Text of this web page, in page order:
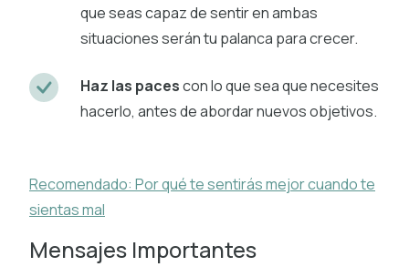
que seas capaz de sentir en ambas
situaciones serán tu palanca para crecer.
Haz las pacescon lo que sea que necesites
hacerlo, antes de abordar nuevos objetivos.
Recomendado: Por qué te sentirás mejor cuando te
sientas mal
Mensajes Importantes